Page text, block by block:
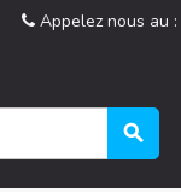
Appelez nous au :
search